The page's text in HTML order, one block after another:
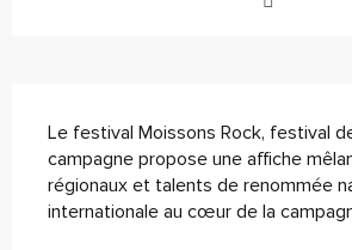
Le festival Moissons Rock, festival
campagne propose une affiche
régionaux et talents de renommée
internationale au cœur de la